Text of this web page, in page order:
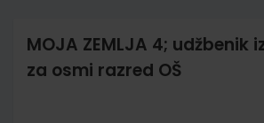
MOJA ZEMLJA 4; udžbenik
za osmi razred OŠ